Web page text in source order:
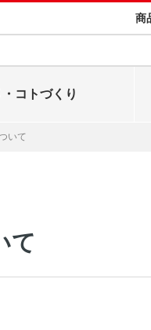
商
コトづくり
いて
て